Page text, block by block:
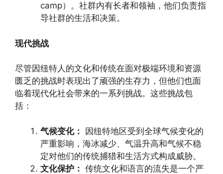
camp）。社群内有长者和领袖，他们负责指
导社群的生活和决策。
现代挑战
尽管因纽特人的文化和传统在面对极端环境和资源
匮乏的挑战时表现出了顽强的生存力，但他们也面
临着现代化社会带来的一系列挑战。这些挑战包
括：
气候变化： 因纽特地区受到全球气候变化的
严重影响，海冰减少、气温升高和气候不稳
定对他们的传统捕猎和生活方式构成威胁。
文化保护： 传统文化和语言的流失是一个严